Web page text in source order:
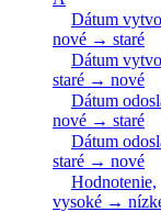
Dátum
nové → staré
Dátum
staré → nové
Dátum
nové → staré
Dátum
staré → nové
Hodnotenie,
vysoké →